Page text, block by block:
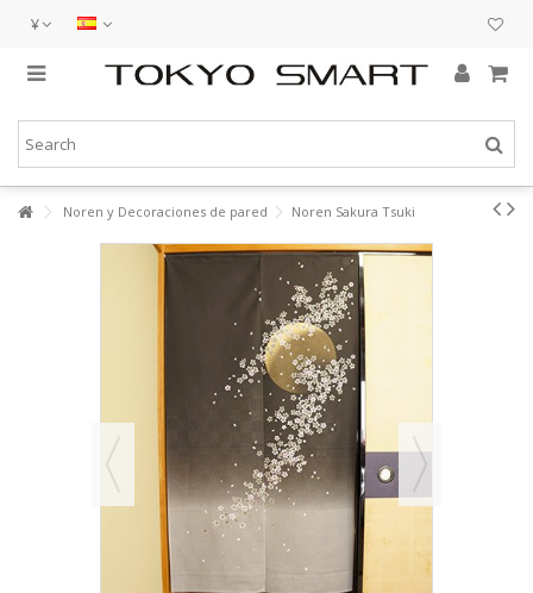
¥
Noren y Decoraciones de pared Noren Sakura Tsuki